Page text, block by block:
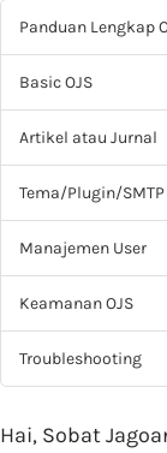
Panduan Lengkap
Basic OJS
Artikel atau Jurnal
Tema/Plugin/SMTP
Manajemen User
Keamanan OJS
Troubleshooting
Hai, Sobat